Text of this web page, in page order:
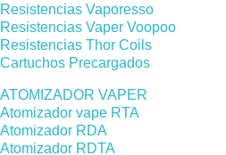
Resistencias Vaporesso
Resistencias Vaper Voopoo
Resistencias Thor Coils
Cartuchos Precargados
ATOMIZADOR VAPER
Atomizador vape RTA
Atomizador RDA
Atomizador RDTA